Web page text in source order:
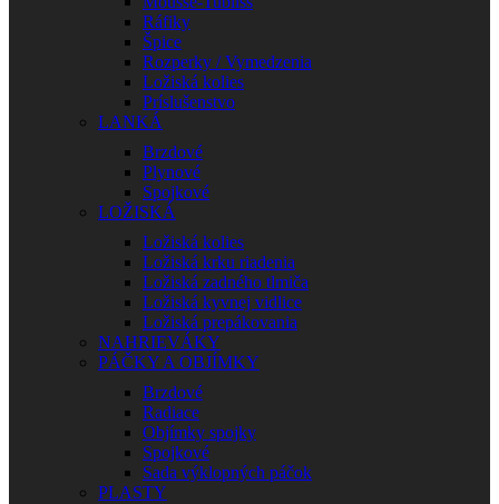
Ráfiky
Špice
Rozperky / Vymedzenia
Ložiská kolies
Príslušenstvo
LANKÁ
Brzdové
Plynové
Spojkové
LOŽISKÁ
Ložiská kolies
Ložiská krku riadenia
Ložiská zadného tlmiča
Ložiská kyvnej vidlice
Ložiská prepákovania
NAHRIEVÁKY
PÁČKY A OBJÍMKY
Brzdové
Radiace
Objímky spojky
Spojkové
Sada výklopných páčok
PLASTY